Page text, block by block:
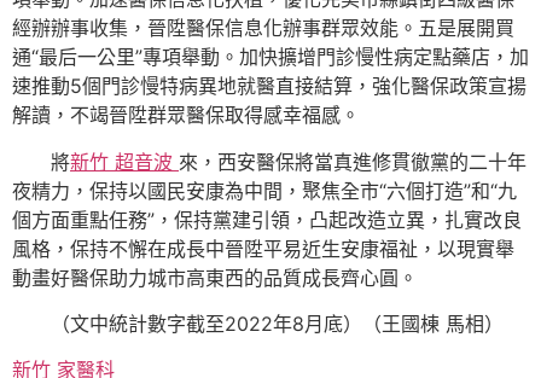
經辦辦事收集，晉陞醫保信息化辦事群眾效能。五是展開買
通“最后一公里”專項舉動。加快擴增門診慢性病定點藥店，加
速推動5個門診慢特病異地就醫直接結算，強化醫保政策宣揚
解讀，不竭晉陞群眾醫保取得感幸福感。
將新竹 超音波 來，西安醫保將當真進修貫徹黨的二十年
夜精力，保持以國民安康為中間，聚焦全市“六個打造”和“九
個方面重點任務”，保持黨建引領，凸起改造立異，扎實改良
風格，保持不懈在成長中晉陞平易近生安康福祉，以現實舉
動畫好醫保助力城市高東西的品質成長齊心圓。
（文中統計數字截至2022年8月底）（王國棟 馬相）
新竹 家醫科